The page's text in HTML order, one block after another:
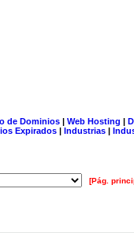
de Dominios| Web Hosting |
Expirados | Industrias |
[Pág.